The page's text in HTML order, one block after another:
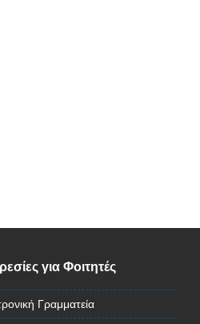
για Φοιτητές
Γραμματεία